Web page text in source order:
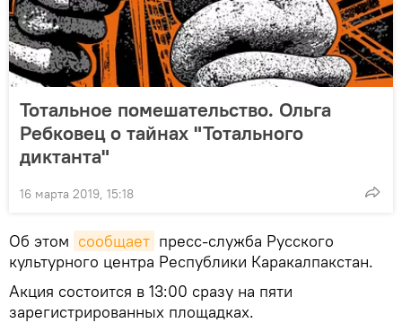
Тотальное помешательство. Ольга
Ребковец о тайнах "Тотального
диктанта"
16 марта 2019, 15:18
Об этом сообщает пресс-служба Русского
культурного центра Республики Каракалпакстан.
Акция состоится в 13:00 сразу на пяти
зарегистрированных площадках.